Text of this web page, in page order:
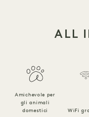
ALL
Amichevole per
gli animali
domestici
WiFi